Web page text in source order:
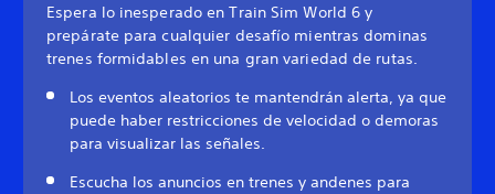
Espera lo inesperado en Train Sim World 6 y
prepárate para cualquier desafío mientras dominas
trenes formidables en una gran variedad de rutas.
Los eventos aleatorios te mantendrán alerta, ya que
puede haber restricciones de velocidad o demoras
para visualizar las señales.
Escucha los anuncios en trenes y andenes para